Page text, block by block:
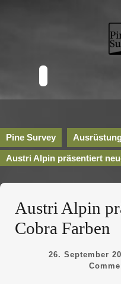
Pine Survey
Austri Alpin präsentiert
Austri Alpin
Cobra Farben
26. September